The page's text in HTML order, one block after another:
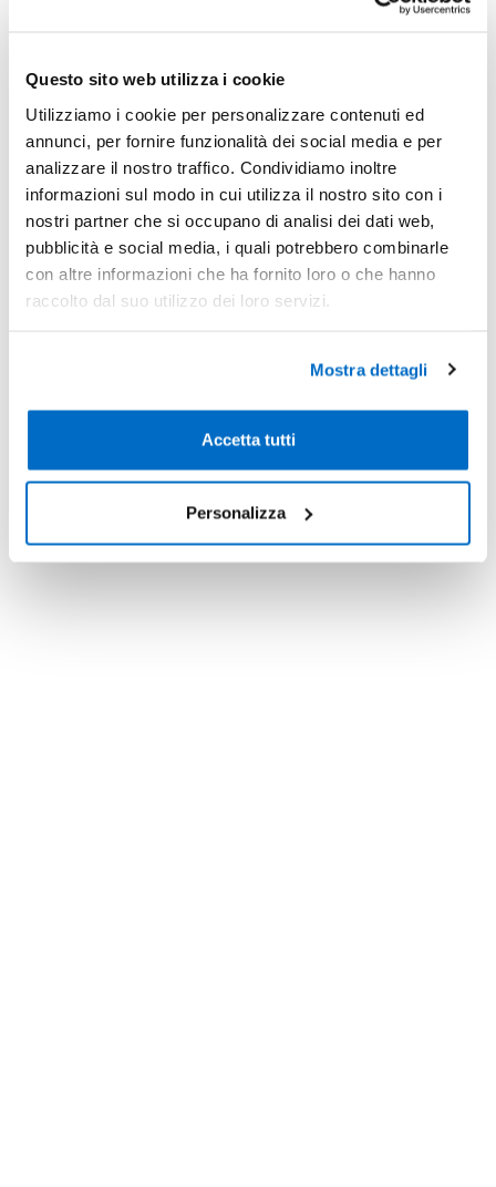
Questo sito web utilizza i cookie
Utilizziamo i cookie per personalizzare contenuti ed
annunci, per fornire funzionalità dei social media e per
analizzare il nostro traffico. Condividiamo inoltre
informazioni sul modo in cui utilizza il nostro sito con i
nostri partner che si occupano di analisi dei dati web,
pubblicità e social media, i quali potrebbero combinarle
con altre informazioni che ha fornito loro o che hanno
raccolto dal suo utilizzo dei loro servizi.
Mostra dettagli
Accetta tutti
Personalizza